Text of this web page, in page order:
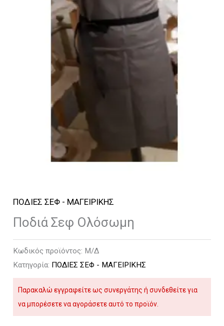
ΠΟΔΙΕΣ ΣΕΦ - ΜΑΓΕΙΡΙΚΗΣ
Ποδιά Σεφ Ολόσωμη
Κωδικός προϊόντος: Μ/Δ
Κατηγορία: ΠΟΔΙΕΣ ΣΕΦ - ΜΑΓΕΙΡΙΚΗΣ
Παρακαλώ εγγραφείτε ως συνεργάτης ή συνδεθείτε για
να μπορέσετε να αγοράσετε αυτό το προϊόν.